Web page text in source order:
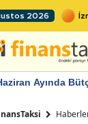
2026
Ayında